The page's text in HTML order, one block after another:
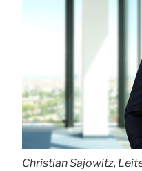
Christian Sajowitz,